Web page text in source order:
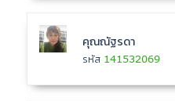
คุณณัฐรดา
รหัส 141532069